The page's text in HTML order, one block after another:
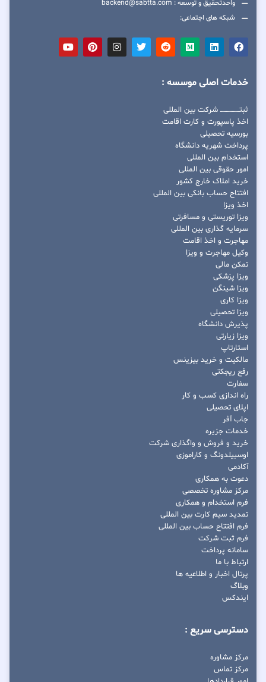
واحدتحقیق و توسعه : backend@sabtta.com
شبکه های اجتماعی:
خدمات اصلی موسسه :
ثبتــــــــــــــــ شرکت بین المللی
اخذ پاسپورت و کارت اقامت
بورسیه تحصیلی
پرداخت شهریه دانشگاه
استخدام بین المللی
امور حقوقی بین المللی
خرید املاک خارج کشور
افتتاح حساب بانکی بین المللی
اخذ ویزا
ویزا توریستی و مسافرتی
سرمایه گذاری بین المللی
مهاجرت و اخذ اقامت
وکیل مهاجرت و ویزا
تمکن مالی
ویزا پزشکی
ویزا شینگن
ویزا کاری
ویزا تحصیلی
پذیرش دانشگاه
ویزا زیارتی
استارتاپ
مالکیت و خرید بیزینس
رفع ریجکتی
سفارت
راه اندازی کسب و کار
اپلای تحصیلی
جاب آفر
خدمات جزیره
خرید و فروش و واگذاری شرکت
اوسبیلدونگ و کاراموزی
آکادمی
دعوت به همکاری
مرکز مشاوره تخصصی
فرم استخدام و همکاری
تمدید سیم کارت بین المللی
فرم افتتاح حساب بین المللی
فرم ثبت شرکت
سامانه پرداخت
ارتباط با ما
پرتال اخبار و اطلاعیه ها
وبلاگ
ایندکس
دسترسی سریع :
مرکز مشاوره
مرکز تماس